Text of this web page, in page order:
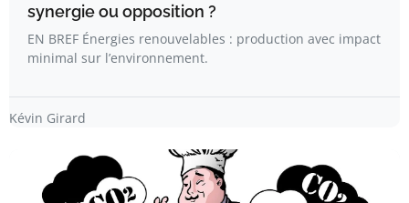
synergie ou opposition ?
EN BREF Énergies renouvelables : production avec impact
minimal sur l’environnement.
Kévin Girard